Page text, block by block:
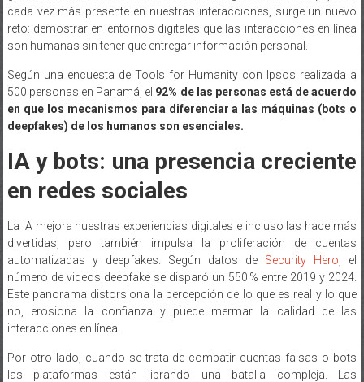
cada vez más presente en nuestras interacciones, surge un nuevo
reto: demostrar en entornos digitales que las interacciones en línea
son humanas sin tener que entregar información personal.
Según una encuesta de Tools for Humanity con Ipsos realizada a
500 personas en Panamá, el 92% de las personas está de acuerdo
en que los mecanismos para diferenciar a las máquinas (bots o
deepfakes) de los humanos son esenciales.
IA y bots: una presencia creciente
en redes sociales
La IA mejora nuestras experiencias digitales e incluso las hace más
divertidas, pero también impulsa la proliferación de cuentas
automatizadas y deepfakes. Según datos de Security Hero , el
número de videos deepfake se disparó un 550 % entre 2019 y 2024.
Este panorama distorsiona la percepción de lo que es real y lo que
no, erosiona la confianza y puede mermar la calidad de las
interacciones en línea.
Por otro lado, cuando se trata de combatir cuentas falsas o bots
las plataformas están librando una batalla compleja. Las